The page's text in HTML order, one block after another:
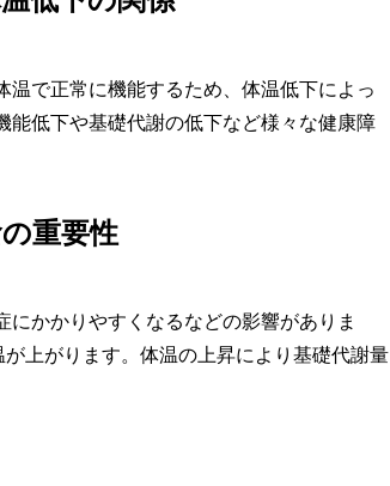
で正常に機能するため、体温低下によっ
能低下や基礎代謝の低下など様々な健康障
重要性
かかりやすくなるなどの影響がありま
上がります。体温の上昇により基礎代謝量